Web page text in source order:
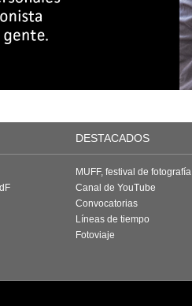
DESTACADOS
MUFF, festival de fotografía
Canal de YouTube
Convocatorias
Líneas de tiempo
Fotoviaje